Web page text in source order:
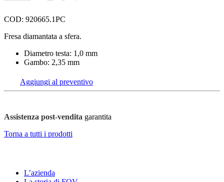
COD: 920665.1PC
Fresa diamantata a sfera.
Diametro testa: 1,0 mm
Gambo: 2,35 mm
Aggiungi al preventivo
Assistenza post-vendita garantita
Torna a tutti i prodotti
L’azienda